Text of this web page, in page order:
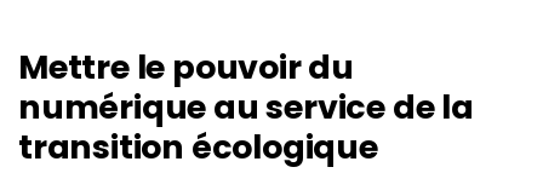
Mettre le pouvoir du
numérique au service de la
transition écologique